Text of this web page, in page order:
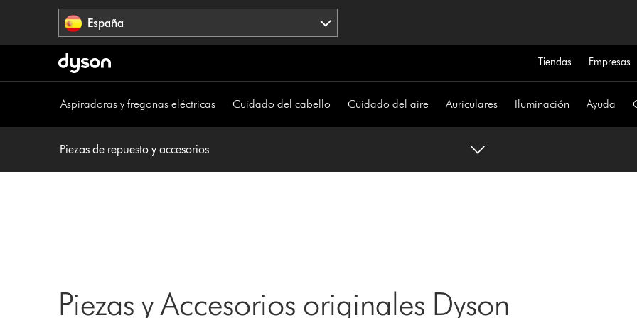
España
Tiendas Empresas
Aspiradoras y fregonas eléctricas Cuidado del cabello Cuidado del aire Auriculares Iluminación Ayuda
Piezas de repuesto y accesorios
Piezas y Accesorios originales Dyson